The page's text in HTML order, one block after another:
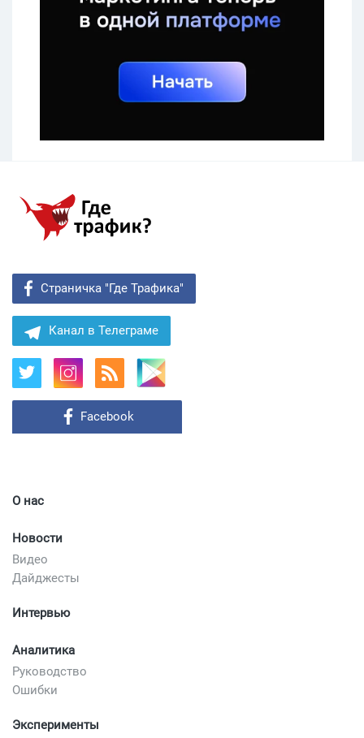
Страничка "Где Трафика"
Канал в Телеграме
О нас
Новости
Видео
Дайджесты
Интервью
Аналитика
Руководство
Ошибки
Эксперименты
Facebook